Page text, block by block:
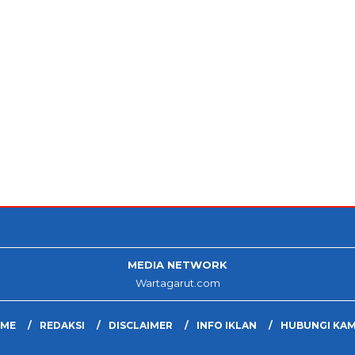
MEDIA NETWORK
Wartagarut.com
REDAKSI DISCLAIMER INFO IKLAN HUBUNGI